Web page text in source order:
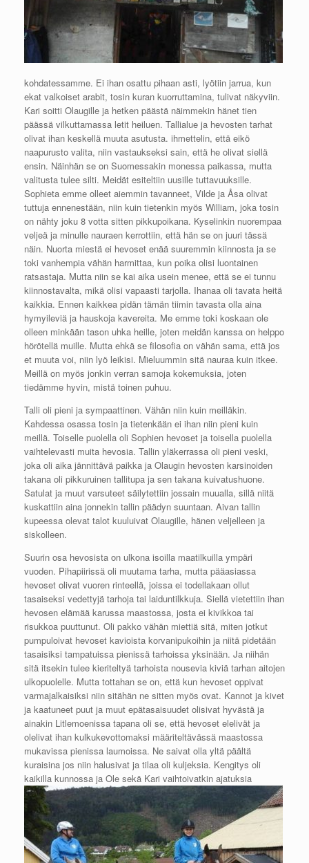
kohdatessamme. Ei ihan osattu pihaan asti, lyötiin jarrua, kun
ekat valkoiset arabit, tosin kuran kuorruttamina, tulivat näkyviin.
Kari soitti Olaugille ja hetken päästä näimmekin hänet tien
päässä vilkuttamassa letit heiluen. Tallialue ja hevosten tarhat
olivat ihan keskellä muuta asutusta. ihmettelin, että eikö
naapurusto valita, niin vastaukseksi sain, että he olivat siellä
ensin. Näinhän se on Suomessakin monessa paikassa, mutta
valitusta tulee silti. Meidät esiteltiin uusille tuttavuuksille.
Sophieta emme olleet aiemmin tavanneet, Vilde ja Åsa olivat
tuttuja ennenestään, niin kuin tietenkin myös William, joka tosin
on nähty joku 8 votta sitten pikkupoikana. Kyselinkin nuorempaa
veljeä ja minulle nauraen kerrottiin, että hän se on juuri tässä
näin. Nuorta miestä ei hevoset enää suuremmin kiinnosta ja se
toki vanhempia vähän harmittaa, kun poika olisi luontainen
ratsastaja. Mutta niin se kai aika usein menee, että se ei tunnu
kiinnostavalta, mikä olisi vapaasti tarjolla. Ihanaa oli tavata heitä
kaikkia. Ennen kaikkea pidän tämän tiimin tavasta olla aina
hymyileviä ja hauskoja kavereita. Me emme toki koskaan ole
olleen minkään tason uhka heille, joten meidän kanssa on helppo
hörötellä muille. Mutta ehkä se filosofia on vähän sama, että jos
et muuta voi, niin lyö leikisi. Mieluummin sitä nauraa kuin itkee.
Meillä on myös jonkin verran samoja kokemuksia, joten
tiedämme hyvin, mistä toinen puhuu.
Talli oli pieni ja sympaattinen. Vähän niin kuin meilläkin.
Kahdessa osassa tosin ja tietenkään ei ihan niin pieni kuin
meillä. Toiselle puolella oli Sophien hevoset ja toisella puolella
vaihtelevasti muita hevosia. Tallin yläkerrassa oli pieni veski,
joka oli aika jännittävä paikka ja Olaugin hevosten karsinoiden
takana oli pikkuruinen tallitupa ja sen takana kuivatushuone.
Satulat ja muut varsuteet säilytettiin jossain muualla, sillä niitä
kuskattiin aina jonnekin tallin päädyn suuntaan. Aivan tallin
kupeessa olevat talot kuuluivat Olaugille, hänen veljelleen ja
siskolleen.
Suurin osa hevosista on ulkona isoilla maatilkuilla ympäri
vuoden. Pihapiirissä oli muutama tarha, mutta pääasiassa
hevoset olivat vuoren rinteellä, joissa ei todellakaan ollut
tasaiseksi vedettyjä tarhoja tai laiduntilkkuja. Siellä vietettiin ihan
hevosen elämää karussa maastossa, josta ei kivikkoa tai
risukkoa puuttunut. Oli pakko vähän miettiä sitä, miten jotkut
pumpuloivat hevoset kavioista korvanipukoihin ja niitä pidetään
tasaisiksi tampatuissa pienissä tarhoissa yksinään. Ja niihän
sitä itsekin tulee kieriteltyä tarhoista nousevia kiviä tarhan aitojen
ulkopuolelle. Mutta tottahan se on, että kun hevoset oppivat
varmajalkaisiksi niin sitähän ne sitten myös ovat. Kannot ja kivet
ja kaatuneet puut ja muut epätasaisuudet olisivat hyvästä ja
ainakin Litlemoenissa tapana oli se, että hevoset elelivät ja
olelivat ihan kulkukevottomaksi määriteltävässä maastossa
mukavissa pienissa laumoissa. Ne saivat olla yltä päältä
kuraisina jos niin halusivat ja tilaa oli kuljeksia. Kengitys oli
kaikilla kunnossa ja Ole sekä Kari vaihtoivatkin ajatuksia